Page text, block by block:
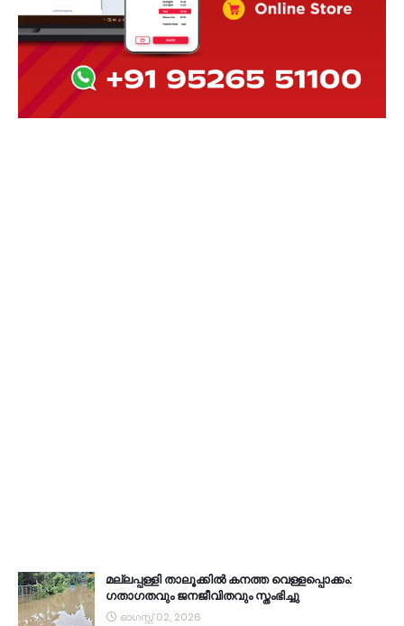
മല്ലപ്പള്ളി താലൂക്കിൽ കനത്ത വെള്ളപ്പൊക്കം:
ഗതാഗതവും ജനജീവിതവും സ്തംഭിച്ചു
ഓഗസ്റ്റ് 02, 2026